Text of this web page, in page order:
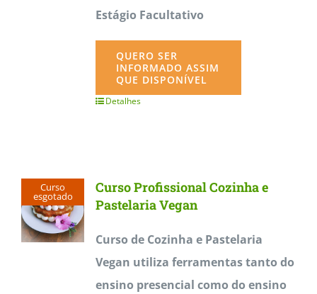
Estágio Facultativo
QUERO SER
INFORMADO ASSIM
QUE DISPONÍVEL
Detalhes
Curso
esgotado
Curso Profissional Cozinha e
Pastelaria Vegan
Curso de Cozinha e Pastelaria
Vegan utiliza ferramentas tanto do
ensino presencial como do ensino